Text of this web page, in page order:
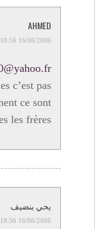
AHMED
16/06/2006 AT 18:56
c’est pas
ce sont
les frères
يحي بنضيف
16/06/2006 AT 18:56